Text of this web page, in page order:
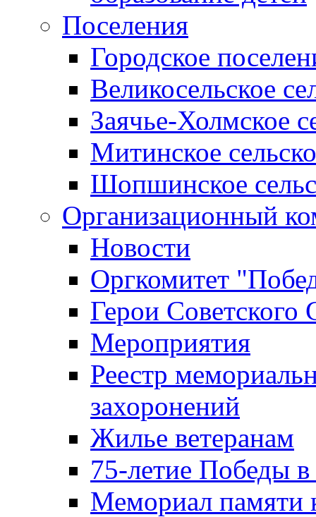
Поселения
Городское
Великосельское
Заячье-Холмское
Митинское
Шопшинское
Организационный
Новости
Оргкомитет
Герои Советского
Мероприятия
Реестр
захоронений
Жилье ветеранам
75-летие Победы
Мемориал памяти